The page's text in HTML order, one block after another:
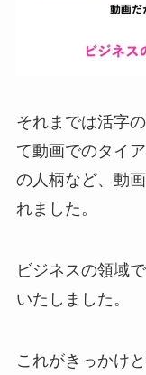
それまでは活字
て動画でのタイ
の人柄など、動
れました。
ビジネスの領域
いたしました。
これがきっかけ